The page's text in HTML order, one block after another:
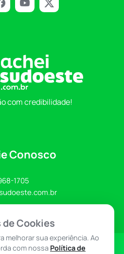
com credibilidade!
Conosco
1705
Sudoeste
Cookies
melhorar sua experiência. Ao
com nossa Política de